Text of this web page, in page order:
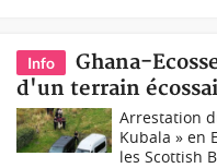
Info
Ghana-
d'un terrain
Arrestation
Kubala » en
les Scottish